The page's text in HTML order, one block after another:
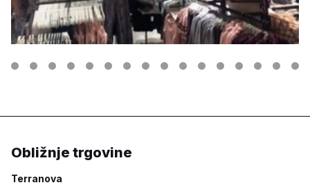
Obližnje trgovine
Terranova